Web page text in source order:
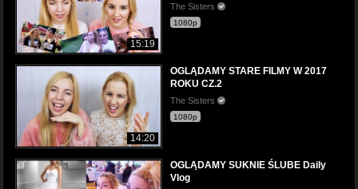
15:19
The Sisters
1080p
14:20
OGLĄDAMY STARE FILMY W 2017
ROKU CZ.2
The Sisters
1080p
OGLĄDAMY SUKNIE ŚLUBE Daily
Vlog